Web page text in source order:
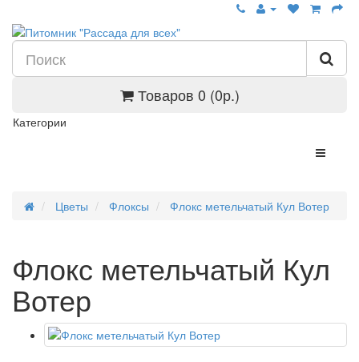
Товаров 0 (0р.)
Категории
Цветы Флоксы Флокс метельчатый Кул Вотер
Флокс метельчатый Кул
Вотер